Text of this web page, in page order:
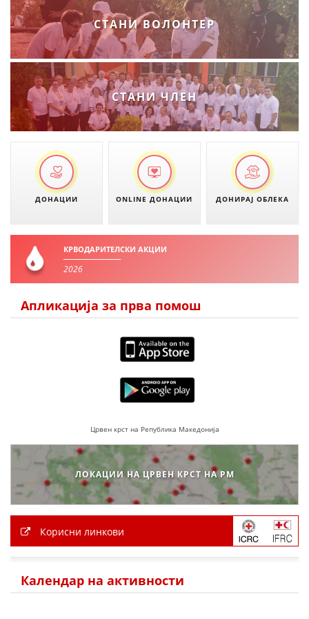
ДЕЈСТВУВАЊЕ
ПРИРАЧНИЦИ
СТРАТЕГИИ
БРОШУРИ
ПОСТЕРИ
СТАНИ ВОЛОНТЕР
СТАНИ ЧЛЕН
ДОНАЦИИ ONLINE ДОНАЦИИ ДОНИРАЈ ОБЛЕКА
КРВОДАРИТЕЛСКИ АКЦИИ
2026
Апликација за прва помош
Црвен крст на Република Македонија
ЛОКАЦИИ НА ЦРВЕН КРСТ НА РМ
Корисни линкови
Календар на активности